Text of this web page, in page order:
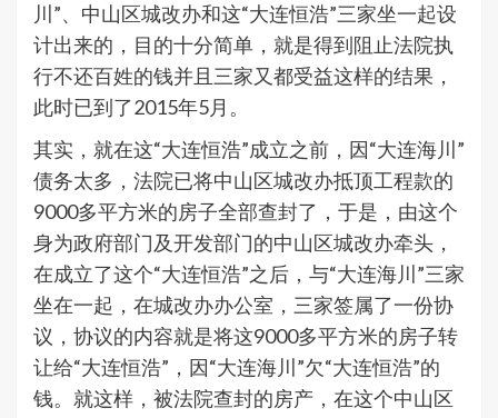
川”、中山区城改办和这“大连恒浩”三家坐一起设
计出来的，目的十分简单，就是得到阻止法院执
行不还百姓的钱并且三家又都受益这样的结果，
此时已到了2015年5月。
其实，就在这“大连恒浩”成立之前，因“大连海川”
债务太多，法院已将中山区城改办抵顶工程款的
9000多平方米的房子全部查封了，于是，由这个
身为政府部门及开发部门的中山区城改办牵头，
在成立了这个“大连恒浩”之后，与“大连海川”三家
坐在一起，在城改办办公室，三家签属了一份协
议，协议的内容就是将这9000多平方米的房子转
让给“大连恒浩”，因“大连海川”欠“大连恒浩”的
钱。就这样，被法院查封的房产，在这个中山区